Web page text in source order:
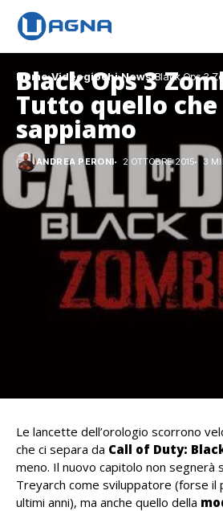
Home Videogiochi News Black Ops 3
sappiamo
Black Ops 3
Tutto quello che
sappiamo
ANDREA PERONI 2 OTTOBRE 2015 3
Le lancette dell’orologio scorrono
che ci separa da Call of Duty:
meno. Il nuovo capitolo non segnerà
Treyarch come sviluppatore (forse il
ultimi anni), ma anche quello della